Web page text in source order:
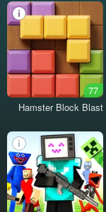
77
Hamster Block Blast